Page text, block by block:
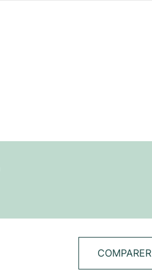
COMPARER